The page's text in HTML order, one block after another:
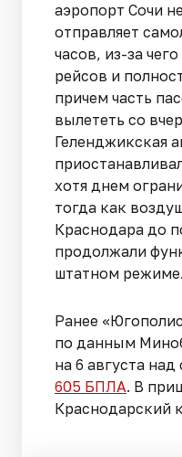
аэропорт Сочи
отправляет
часов, из-за
рейсов и
причем часть
вылететь со
Геленджикская
хотя днем
тогда как
Краснодара до
продолжали
штатном режиме.
Ранее
по данным
на 6 августа над
605 БПЛА. В
Краснодарский